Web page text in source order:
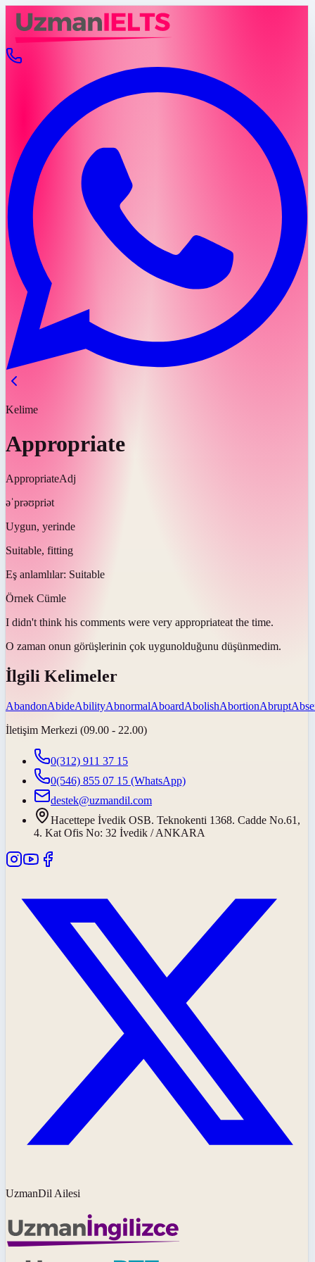
Kelime
Appropriate
AppropriateAdj
əˈprəʊpriət
Uygun, yerinde
Suitable, fitting
Eş anlamlılar: Suitable
Örnek Cümle
I didn't think his comments were very appropriateat the time.
O zaman onun görüşlerinin çok uygunolduğunu düşünmedim.
İlgili Kelimeler
AbandonAbideAbilityAbnormalAboardAbolishAbortionAbrupt
İletişim Merkezi (09.00 - 22.00)
0(312) 911 37 15
0(546) 855 07 15 (WhatsApp)
destek@uzmandil.com
Hacettepe İvedik OSB. Teknokenti 1368. Cadde No.61,
4. Kat Ofis No: 32 İvedik / ANKARA
UzmanDil Ailesi